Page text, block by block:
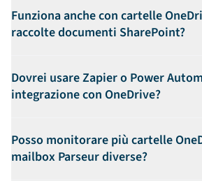
Funziona anche con cartelle
raccolte documenti SharePoint?
Dovrei usare Zapier o Power
integrazione con OneDrive?
Posso monitorare più cartelle
mailbox Parseur diverse?